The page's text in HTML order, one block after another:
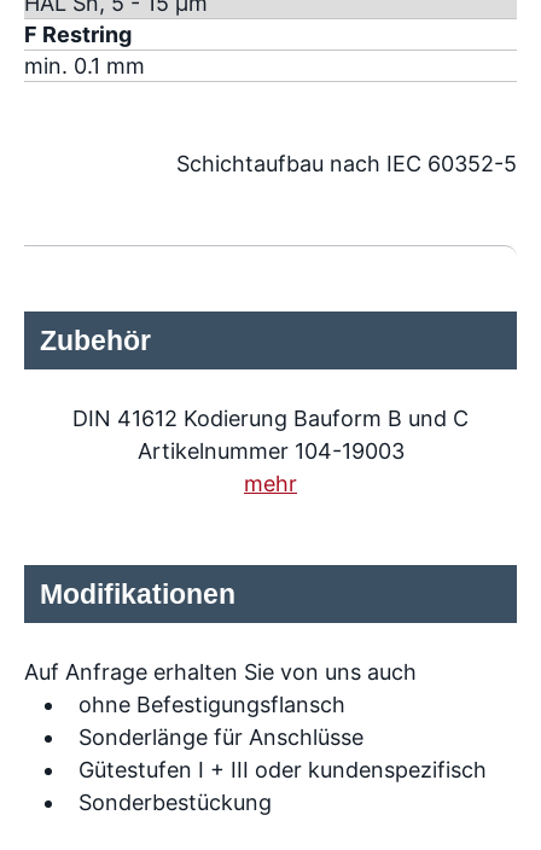
F Restring
min. 0.1 mm
Schichtaufbau nach IEC 60352-5
Zubehör
DIN 41612 Kodierung Bauform B und C
Artikelnummer 104-19003
mehr
Modifikationen
Auf Anfrage erhalten Sie von uns auch
ohne Befestigungsflansch
Sonderlänge für Anschlüsse
Gütestufen I + III oder kundenspezifisch
Sonderbestückung